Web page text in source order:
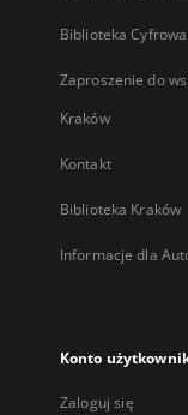
Biblioteka
Zaproszenie do
Kraków
Kontakt
Biblioteka Kraków
Informacje dla
Konto
Zaloguj się